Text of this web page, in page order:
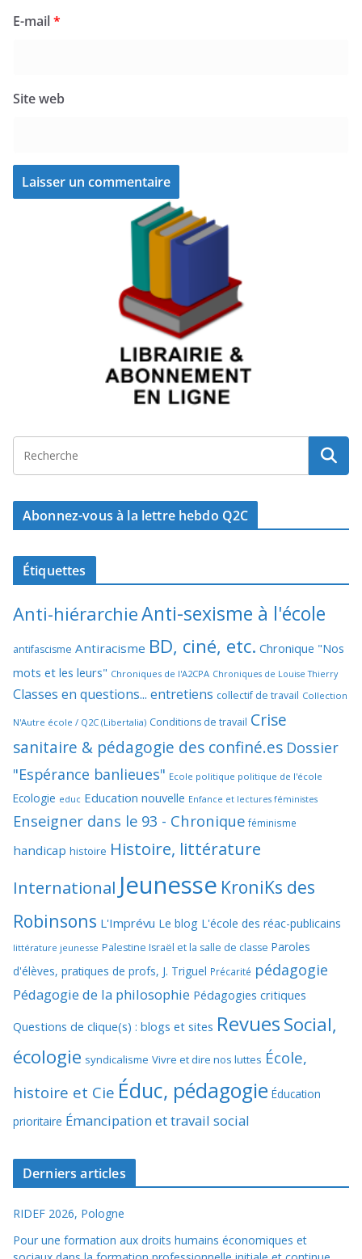
E-mail*
Site web
Abonnez-vous à la lettre hebdo Q2C
Étiquettes
Anti-hiérarchieAnti-sexisme à l'école
antifascisme Antiracisme BD, ciné, etc. Chronique "Nos
mots et les leurs" Chroniques de l'A2CPA Chroniques de Louise Thierry
Classes en questions... entretiens collectif de travail Collection
N'Autre école / Q2C (Libertalia) Conditions de travail Crise
sanitaire & pédagogie des confiné.es Dossier
"Espérance banlieues" Ecole politique politique de l'école
Ecologie educ Education nouvelle Enfance et lectures féministes
Enseigner dans le 93 - Chronique féminisme
handicap histoire Histoire, littérature
International Jeunesse KroniKs des
Robinsons L'Imprévu Le blog L'école des réac-publicains
littérature jeunesse Palestine Israël et la salle de classe Paroles
d'élèves, pratiques de profs, J. Triguel Précarité pédagogie
Pédagogie de la philosophie Pédagogies critiques
Questions de clique(s) : blogs et sites RevuesSocial,
écologie syndicalisme Vivre et dire nos luttes École,
histoire et Cie Éduc, pédagogie Éducation
prioritaire Émancipation et travail social
Derniers articles
RIDEF 2026, Pologne
Pour une formation aux droits humains économiques et